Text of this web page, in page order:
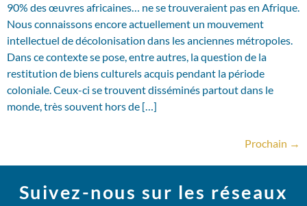
90% des œuvres africaines… ne se trouveraient pas en Afrique.
Nous connaissons encore actuellement un mouvement
intellectuel de décolonisation dans les anciennes métropoles.
Dans ce contexte se pose, entre autres, la question de la
restitution de biens culturels acquis pendant la période
coloniale. Ceux-ci se trouvent disséminés partout dans le
monde, très souvent hors de […]
Prochain →
Suivez-nous sur les réseaux